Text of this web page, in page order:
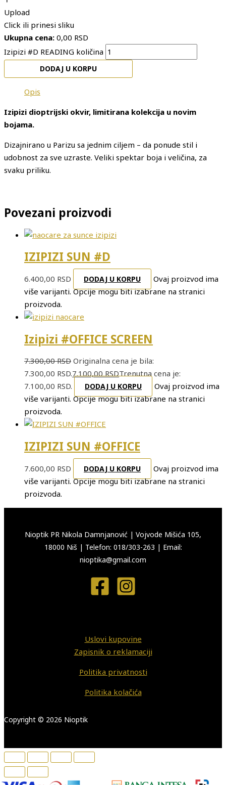
Upload
Click ili prinesi sliku
Ukupna cena: 0,00 RSD
Izipizi #D READING količina
DODAJ U KORPU
Opis
Izipizi dioptrijski okvir, limitirana kolekcija u novim
bojama.
Dizajnirano u Parizu sa jednim ciljem – da ponude stil i
udobnost za sve uzraste. Veliki spektar boja i veličina, za
svaku priliku.
Povezani proizvodi
IZIPIZI SUN #D
6.400,00 RSD DODAJ U KORPU
Ovaj proizvod ima
više varijanti. Opcije mogu biti izabrane na stranici
proizvoda.
Izipizi #OFFICE SCREEN
7.300,00RSD Originalna cena je bila:
7.300,00 RSD.7.100,00RSDTrenutna cena je:
7.100,00 RSD.
DODAJ U KORPU
Ovaj proizvod ima
više varijanti. Opcije mogu biti izabrane na stranici
proizvoda.
IZIPIZI SUN #OFFICE
7.600,00 RSD DODAJ U KORPU
Ovaj proizvod ima
više varijanti. Opcije mogu biti izabrane na stranici
proizvoda.
Nioptik PR Nikola Damnjanović | Vojvode Mišića 105,
18000 Niš | Telefon: 018/303-263 | Email:
nioptika@gmail.com
Uslovi kupovine
Zapisnik o reklamaciji
Politika privatnosti
Politika kolačića
Copyright © 2026 Nioptik